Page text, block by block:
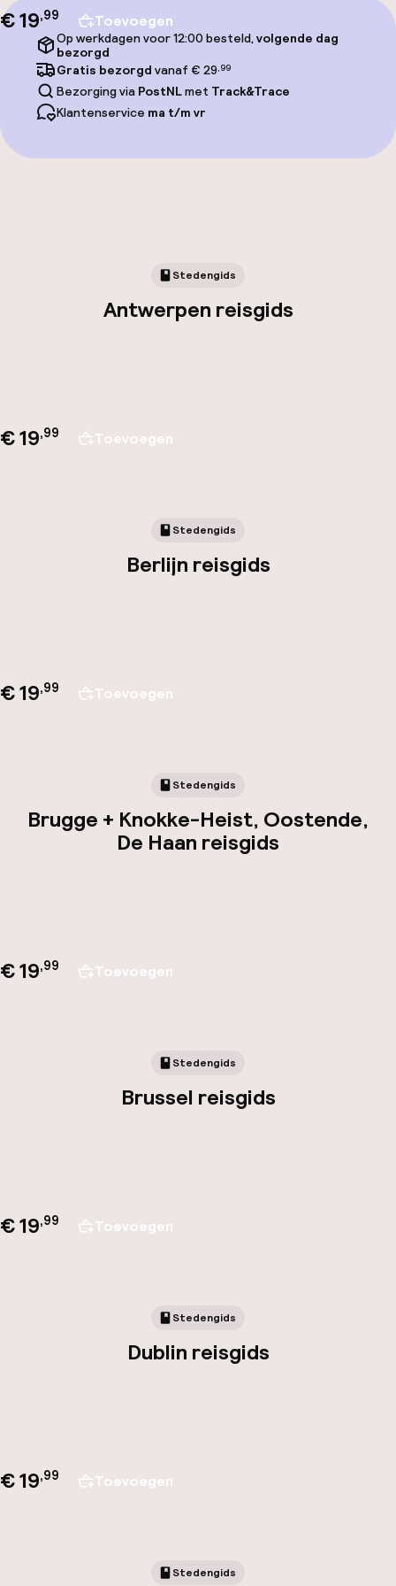
€ 19,99 Toevoegen
Op werkdagen voor 12:00 besteld,volgende dag
bezorgd
Gratis bezorgd vanaf € 29,99
Bezorging via PostNLmet Track&Trace
Klantenservice ma t/m vr
Stedengids
Antwerpen reisgids
€ 19,99 Toevoegen
Stedengids
Berlijn reisgids
€ 19,99 Toevoegen
Stedengids
Brugge + Knokke-Heist, Oostende,
De Haan reisgids
€ 19,99 Toevoegen
Stedengids
Brussel reisgids
€ 19,99 Toevoegen
Stedengids
Dublin reisgids
€ 19,99 Toevoegen
Stedengids